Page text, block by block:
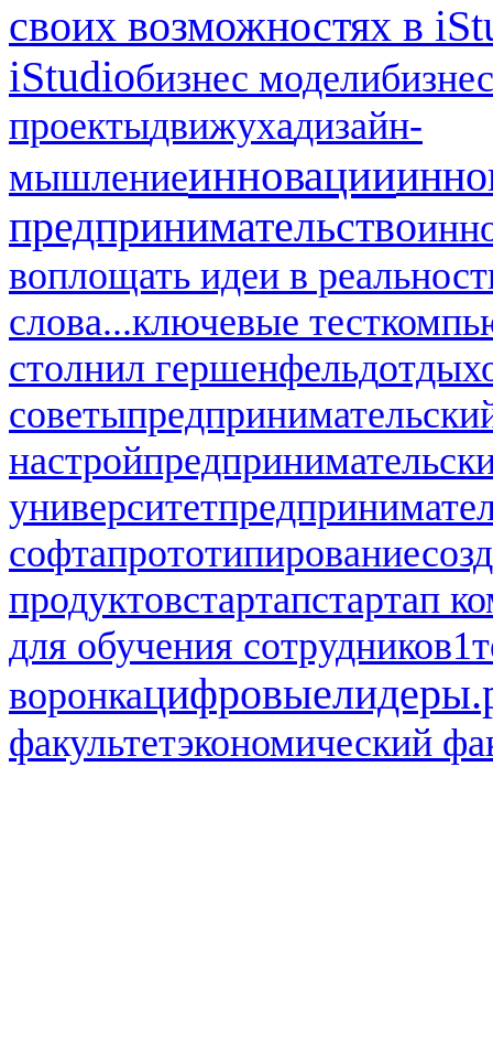
своих возможностях в
iStudioбизнес модели
проектыдвижухадизайн-
мышлениеинновации
предпринимательство
воплощать идеи в
слова...ключевые тест
столнил гершенфельдотдых
советы
настрой
университет
софтапрототипирование
продуктовстартапстартап
для обучения сотрудников1
воронка
факультетэкономический